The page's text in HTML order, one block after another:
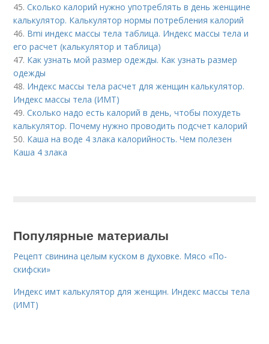
45.Сколько калорий нужно употреблять в день женщине
калькулятор. Калькулятор нормы потребления калорий
46. Bmi индекс массы тела таблица. Индекс массы тела и
его расчет (калькулятор и таблица)
47. Как узнать мой размер одежды. Как узнать размер
одежды
48. Индекс массы тела расчет для женщин калькулятор.
Индекс массы тела (ИМТ)
49.Сколько надо есть калорий в день, чтобы похудеть
калькулятор. Почему нужно проводить подсчет калорий
50. Каша на воде 4 злака калорийность. Чем полезен
Каша 4 злака
Популярные материалы
Рецепт свинина целым куском в духовке. Мясо «По-
скифски»
Индекс имт калькулятор для женщин. Индекс массы тела
(ИМТ)